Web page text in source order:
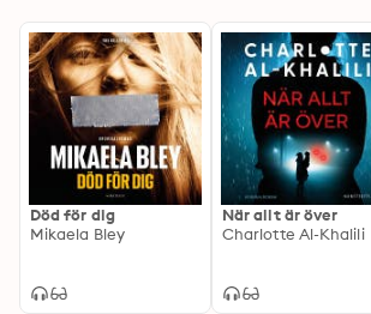
Död för dig
Mikaela Bley
När allt är över
Charlotte Al-Khalili